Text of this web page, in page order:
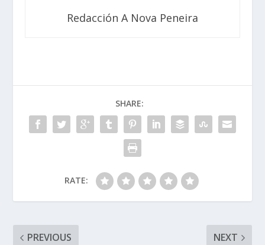
Redacción A Nova Peneira
SHARE:
RATE:
PREVIOUS NEXT